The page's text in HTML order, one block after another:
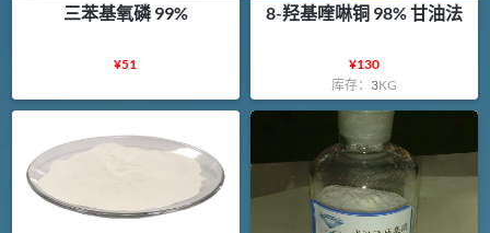
三苯基氧磷 99%
¥51
8-羟基喹啉铜 98% 甘油法
¥130
库存： 3KG